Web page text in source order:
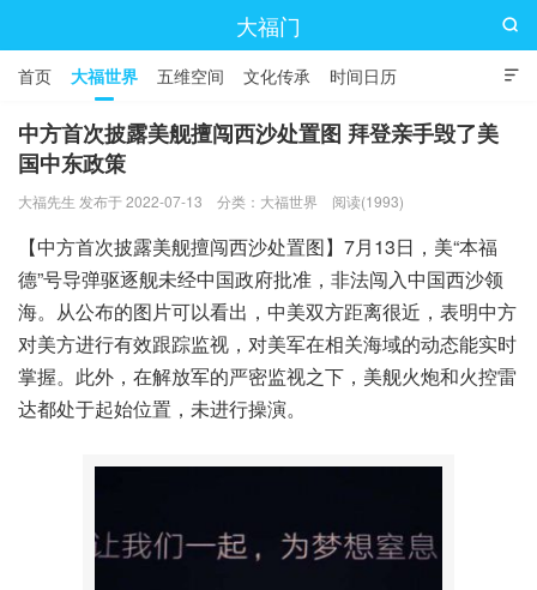
大福门

首页 大福世界 五维空间 文化传承 时间日历

中方首次披露美舰擅闯西沙处置图 拜登亲手毁了美
国中东政策
大福先生 发布于 2022-07-13 分类： 大福世界 阅读(1993)
【中方首次披露美舰擅闯西沙处置图】7月13日，美“本福
德”号导弹驱逐舰未经中国政府批准，非法闯入中国西沙领
海。从公布的图片可以看出，中美双方距离很近，表明中方
对美方进行有效跟踪监视，对美军在相关海域的动态能实时
掌握。此外，在解放军的严密监视之下，美舰火炮和火控雷
达都处于起始位置，未进行操演。